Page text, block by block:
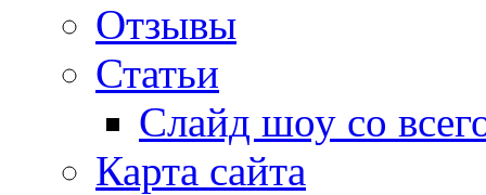
Отзывы
Статьи
Слайд шоу со
Карта сайта